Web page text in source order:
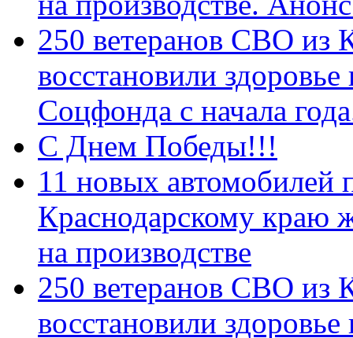
250 ветеранов СВО из
восстановили
Соцфонда с начала
С Днем Победы!!!
11 новых автомобилей
Краснодарскому краю
на производстве
250 ветеранов СВО из
восстановили